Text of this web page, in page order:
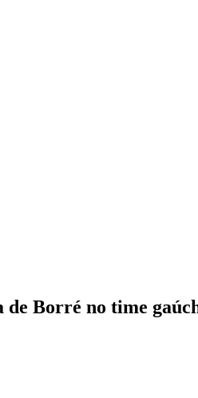
Borré no time